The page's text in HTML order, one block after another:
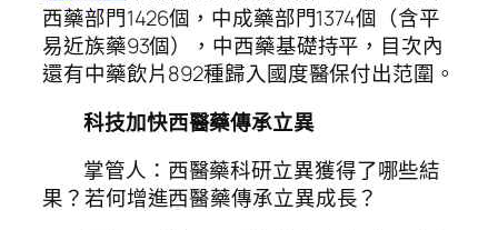
西藥部門1426個，中成藥部門1374個（含平
易近族藥93個），中西藥基礎持平，目次內
還有中藥飲片892種歸入國度醫保付出范圍。
科技加快西醫藥傳承立異
掌管人：西醫藥科研立異獲得了哪些結
果？若何增進西醫藥傳承立異成長？